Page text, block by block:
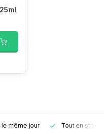
même jour Tout en stock